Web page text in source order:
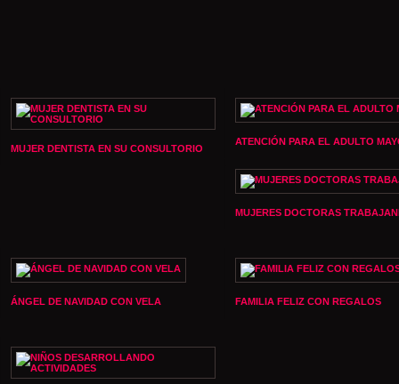
MUJER DENTISTA EN SU CONSULTORIO
ATENCIÓN PARA EL ADULTO
MUJERES DOCTORAS
ÁNGEL DE NAVIDAD CON VELA FAMILIA FELIZ CON REGALOS